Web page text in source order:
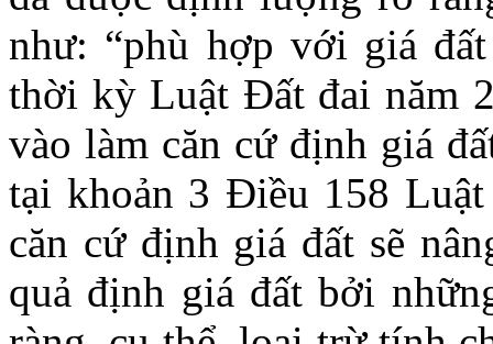
như: “phù hợp với giá
thời kỳ Luật Đất đai năm
vào làm căn cứ định giá
tại khoản 3 Điều 158
căn cứ định giá đất sẽ
quả định giá đất bởi